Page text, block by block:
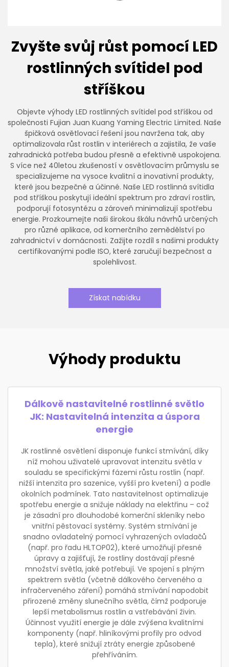
Zvyšte svůj růst pomocí LED
rostlinných svítidel pod
stříškou
Objevte výhody LED rostlinných svítidel pod stříškou od
společnosti Fujian Juan Kuang Yaming Electric Limited. Naše
špičková osvětlovací řešení jsou navržena tak, aby
optimalizovala růst rostlin v interiérech a zajistila, že vaše
zahradnická potřeba budou přesně a efektivně uspokojena.
S více než 40letou zkušeností v osvětlovacím průmyslu se
specializujeme na vysoce kvalitní a inovativní produkty,
které jsou bezpečné a účinné. Naše LED rostlinná svítidla
pod stříškou poskytují ideální spektrum pro zdraví rostlin,
podporují fotosyntézu a zároveň minimalizují spotřebu
energie. Prozkoumejte naši širokou škálu návrhů určených
pro různé aplikace, od komerčního zemědělství po
zahradnictví v domácnosti. Zažijte rozdíl s našimi produkty
certifikovanými podle ISO, které zaručují bezpečnost a
spolehlivost.
Získat nabídku
Výhody produktu
Dálkově nastavitelné rostlinné světlo
JK: Nastavitelná intenzita a úspora
energie
JK rostlinné osvětlení disponuje funkcí stmívání, díky
níž mohou uživatelé upravovat intenzitu světla v
souladu se specifickými fázemi růstu rostlin (např.
nižší intenzita pro sazenice, vyšší pro kvetení) a podle
okolních podmínek. Tato nastavitelnost optimalizuje
spotřebu energie a snižuje náklady na elektřinu – což
je zásadní pro dlouhodobé komerční skleníky nebo
vnitřní pěstovací systémy. Systém stmívání je
snadno ovladatelný pomocí vyhrazených ovladačů
(např. pro řadu HLTOP02), které umožňují přesné
úpravy a zajišťují, že rostliny dostávají přesné
množství světla, jaké potřebují. Ve spojení s plným
spektrem světla (včetně dálkového červeného a
infračerveného záření) pomáhá stmívání napodobit
přirozené změny slunečního světla, čímž podporuje
lepší metabolismus rostlin a vstřebávání živin.
Účinnost využití energie je dále zvýšena kvalitními
komponenty (např. hliníkovými profily pro odvod
tepla), které snižují ztráty energie způsobené
přehříváním.